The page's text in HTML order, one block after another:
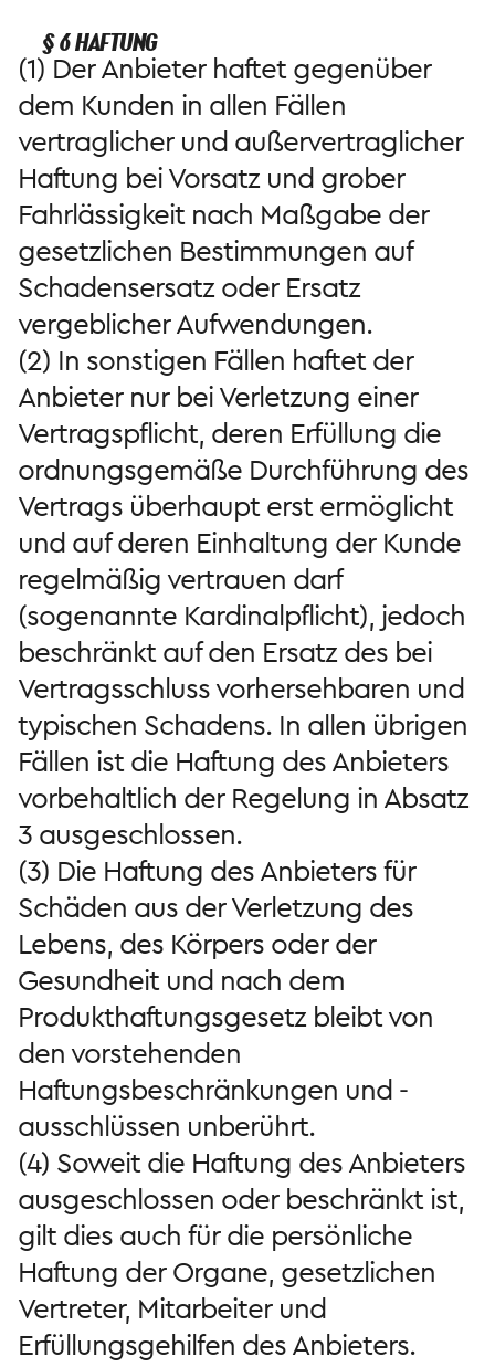
§ 6 HAFTUNG
(1) Der Anbieter haftet gegenüber
dem Kunden in allen Fällen
vertraglicher und außervertraglicher
Haftung bei Vorsatz und grober
Fahrlässigkeit nach Maßgabe der
gesetzlichen Bestimmungen auf
Schadensersatz oder Ersatz
vergeblicher Aufwendungen.
(2) In sonstigen Fällen haftet der
Anbieter nur bei Verletzung einer
Vertragspflicht, deren Erfüllung die
ordnungsgemäße Durchführung des
Vertrags überhaupt erst ermöglicht
und auf deren Einhaltung der Kunde
regelmäßig vertrauen darf
(sogenannte Kardinalpflicht), jedoch
beschränkt auf den Ersatz des bei
Vertragsschluss vorhersehbaren und
typischen Schadens. In allen übrigen
Fällen ist die Haftung des Anbieters
vorbehaltlich der Regelung in Absatz
3 ausgeschlossen.
(3) Die Haftung des Anbieters für
Schäden aus der Verletzung des
Lebens, des Körpers oder der
Gesundheit und nach dem
Produkthaftungsgesetz bleibt von
den vorstehenden
Haftungsbeschränkungen und -
ausschlüssen unberührt.
(4) Soweit die Haftung des Anbieters
ausgeschlossen oder beschränkt ist,
gilt dies auch für die persönliche
Haftung der Organe, gesetzlichen
Vertreter, Mitarbeiter und
Erfüllungsgehilfen des Anbieters.